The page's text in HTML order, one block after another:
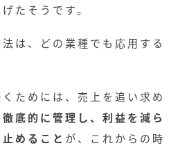
たそうです。
は、どの業種でも応用する
ためには、売上を追い求め
底的に管理し、利益を減ら
めること が、これからの時